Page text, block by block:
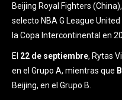
Beijing Royal Fighters
selecto NBA G League
la Copa Intercontinental en
El 22 de septiembre, Rytas
en el Grupo A, mientras que
Beijing, en el Grupo B.